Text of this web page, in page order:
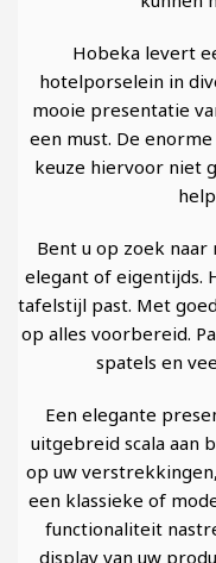
Hobeka levert
hotelporselein in
mooie presentatie
een must. De
keuze hiervoor niet
Bent u op zoek naar
elegant of eigentijds.
tafelstijl past. Met
op alles voorbereid.
spatels en
Een elegante
uitgebreid scala aan
op uw
een klassieke of
functionaliteit
display van uw